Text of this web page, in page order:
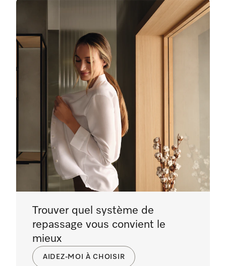
Trouver quel système de
repassage vous convient le
mieux
AIDEZ-MOI À CHOISIR